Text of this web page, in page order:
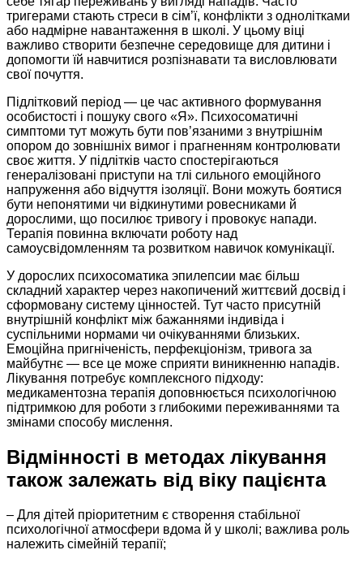
тригерами стають стреси в сім’ї, конфлікти з однолітками
або надмірне навантаження в школі. У цьому віці
важливо створити безпечне середовище для дитини і
допомогти їй навчитися розпізнавати та висловлювати
свої почуття.
Підлітковий період — це час активного формування
особистості і пошуку свого «Я». Психосоматичні
симптоми тут можуть бути пов’язаними з внутрішнім
опором до зовнішніх вимог і прагненням контролювати
своє життя. У підлітків часто спостерігаються
генералізовані приступи на тлі сильного емоційного
напруження або відчуття ізоляції. Вони можуть боятися
бути непонятими чи відкинутими ровесниками й
дорослими, що посилює тривогу і провокує напади.
Терапія повинна включати роботу над
самоусвідомленням та розвитком навичок комунікації.
У дорослих психосоматика эпилепсии має більш
складний характер через накопичений життєвий досвід і
сформовану систему цінностей. Тут часто присутній
внутрішній конфлікт між бажаннями індивіда і
суспільними нормами чи очікуваннями близьких.
Емоційна пригніченість, перфекціонізм, тривога за
майбутнє — все це може сприяти виникненню нападів.
Лікування потребує комплексного підходу:
медикаментозна терапія доповнюється психологічною
підтримкою для роботи з глибокими переживаннями та
змінами способу мислення.
Відмінності в методах лікування
також залежать від віку пацієнта
– Для дітей пріоритетним є створення стабільної
психологічної атмосфери вдома й у школі; важлива роль
належить сімейній терапії;